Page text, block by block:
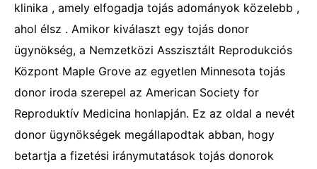
klinika , amely elfogadja tojás adományok közelebb ,
ahol élsz . Amikor kiválaszt egy tojás donor
ügynökség, a Nemzetközi Asszisztált Reprodukciós
Központ Maple Grove az egyetlen Minnesota tojás
donor iroda szerepel az American Society for
Reproduktív Medicina honlapján. Ez az oldal a nevét
donor ügynökségek megállapodtak abban, hogy
betartja a fizetési iránymutatások tojás donorok